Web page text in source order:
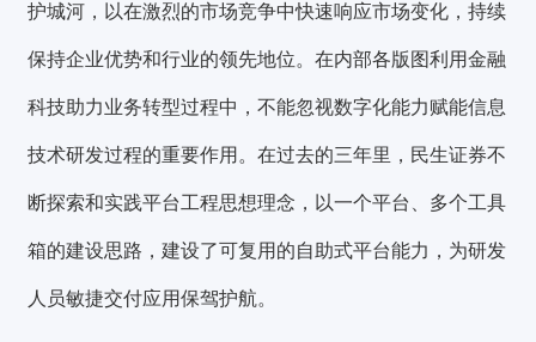
护城河，以在激烈的市场竞争中快速响应市场变化，持续
保持企业优势和行业的领先地位。在内部各版图利用金融
科技助力业务转型过程中，不能忽视数字化能力赋能信息
技术研发过程的重要作用。在过去的三年里，民生证券不
断探索和实践平台工程思想理念，以一个平台、多个工具
箱的建设思路，建设了可复用的自助式平台能力，为研发
人员敏捷交付应用保驾护航。